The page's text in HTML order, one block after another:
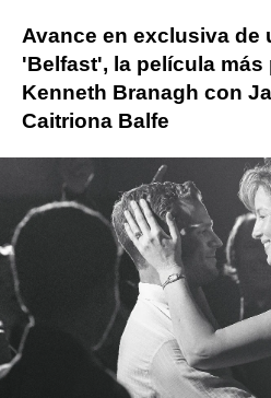
Avance en exclusiva de
'Belfast', la película más
Kenneth Branagh con
Caitriona Balfe
Jamie Dornan Thor
» Cine